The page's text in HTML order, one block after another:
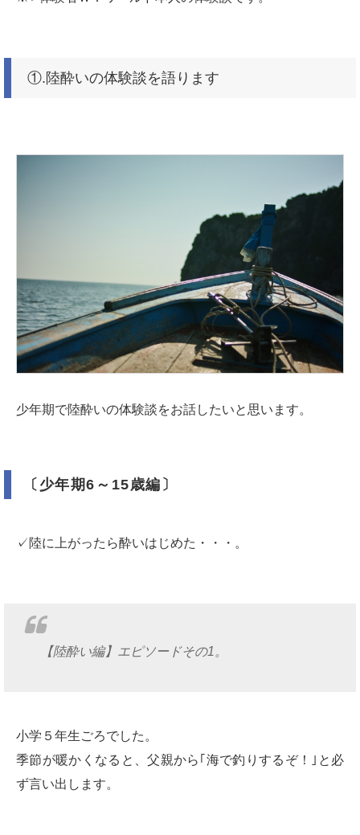
①.陸酔いの体験談を語ります
少年期で陸酔いの体験談をお話したいと思います。
〔少年期6～15歳編〕
✓陸に上がったら酔いはじめた・・・。
【陸酔い編】エピソードその1。
小学５年生ごろでした。
季節が暖かくなると、父親から｢海で釣りするぞ！｣と必
ず言い出します。